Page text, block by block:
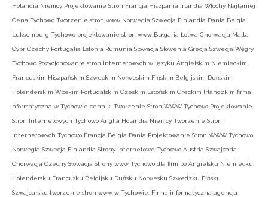
Holandia Niemcy Projektowanie Stron Francja Hiszpania Irlandia Włochy Najtaniej
Cena Tychowo Tworzenie stron www Norwegia Szwecja Finlandia Dania Belgia
Luksemburg Tychowo projektowanie stron www Bułgaria Łotwa Chorwacja Malta
Cypr Czechy Portugalia Estonia Rumunia Słowacja Słowenia Grecja Szwecja Węgry
Tychowo Pozycjonowanie stron internetowych w języku Angielskim Niemieckim
Francuskim Hiszpańskim Szweckim Norweskim Fińskim Belgijskim Duńskim
Holenderskim Włoskim Portugalskim Czeskim Estońskim Greckim Irlandzkim firma
nformatyczna w Tychowie cennik. Tworzenie Stron WWW Tychowo Projektowanie
Stron Internetowych Tychowo Anglia Holandia Niemcy Tworzenie Stron
Internetowych Tychowo Francja Belgia Dania Projektowanie Stron WWW Tychowo
Norwegia Szwecja Finlandia Strony Internetowe Tychowo Austria Szwajcaria
Chorwacja Czechy Słowacja Strony www Tychowo dla firm po Angielsku Niemiecku
Holendersku Francusku Belgijsku Duńsku Norwesku Szwedzku Fińsku
Szwajcarsku tworzenie stron www w Tychowie. Firma informatyczna agencja